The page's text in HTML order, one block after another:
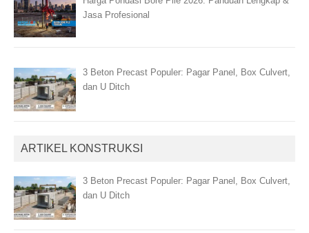
Jasa Profesional
3 Beton Precast Populer: Pagar Panel, Box Culvert,
dan U Ditch
ARTIKEL KONSTRUKSI
3 Beton Precast Populer: Pagar Panel, Box Culvert,
dan U Ditch